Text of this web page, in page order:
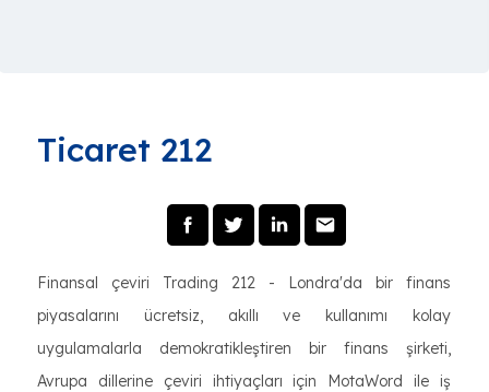
Ticaret 212
Finansal çeviri Trading 212 - Londra'da bir finans
piyasalarını ücretsiz, akıllı ve kullanımı kolay
uygulamalarla demokratikleştiren bir finans şirketi,
Avrupa dillerine çeviri ihtiyaçları için MotaWord ile iş